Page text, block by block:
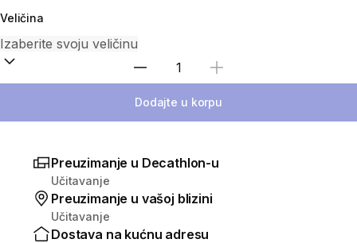
Veličina
Izaberi količinu
Dodajte u korpu
Preuzimanje u Decathlon-u
Učitavanje
Preuzimanje u vašoj blizini
Učitavanje
Dostava na kućnu adresu